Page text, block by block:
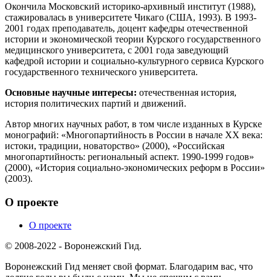
Окончила Московский историко-архивный институт (1988),
стажировалась в университете Чикаго (США, 1993). В 1993-
2001 годах преподаватель, доцент кафедры отечественной
истории и экономической теории Курского государственного
медицинского университета, с 2001 года заведующий
кафедрой истории и социально-культурного сервиса Курского
государственного технического университета.
Основные научные интересы: отечественная история,
история политических партий и движений.
Автор многих научных работ, в том числе изданных в Курске
монографий: «Многопартийность в России в начале XX века:
истоки, традиции, новаторство» (2000), «Российская
многопартийность: региональный аспект. 1990-1999 годов»
(2000), «История социально-экономических реформ в России»
(2003).
О проекте
О проекте
© 2008-2022 - Воронежский Гид.
Воронежский Гид меняет свой формат. Благодарим вас, что